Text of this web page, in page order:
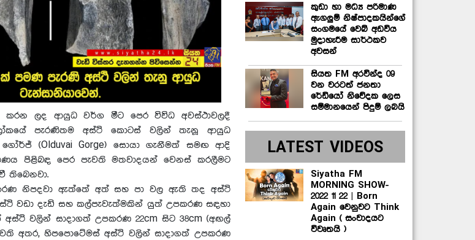
කරන ලද ආයුධ වර්ග මීට පෙර විවිධ අවස්ථාවලදී
පැරණිතම අස්ථි කොටස් වලින් තැනූ ආයුධ
ගෝර්ජ් (Olduvai Gorge) සොයා ගැනීමත් සමඟ ආදි
පිළිබඳ පෙර පැවති මතවාදයන් වෙනස් කරලීමට
තිබෙනවා.
නිපදවා ඇත්තේ අත් සහ පා වල ඇති තද අස්ථි
වඩා දැඩි සහ කල්පැවැත්මකින් යුත් උපකරණ සඳහා
වලින් සාදාගත් උපකරණ 22cm සිට 38cm (අඟල්
අතර, හිපපොටේමස් අස්ථි වලින් සාදාගත් උපකරණ
කුඩා හා මධ්‍ය පරිමාණ
ඇගලුම් නිෂ්පාදකයින්ගේ
සංගමයේ වෙබ් අඩවිය
මුදාහැරීම සාර්ථකව
අවසන්
සියත FM අරවින්ද 09
වන වරටත් ජනතා
රේඩියෝ නිවේදක ලෙස
සම්මානයෙන් පිදුම් ලබයි
LATEST VIDEOS
Siyatha FM
MORNING SHOW-
2022 11 22 | Born
Again වෙනුවට Think
Again ( සංවාදයට
විවෘතයි )